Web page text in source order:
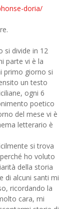
doria/
si divide in 12
parte vi è la
primo giorno si
un testo
ogni 6
poetico
del mese vi è
letterario è
si trova
ho voluto
della storia
di alcuni santi mi
ricordando la
cara, mi